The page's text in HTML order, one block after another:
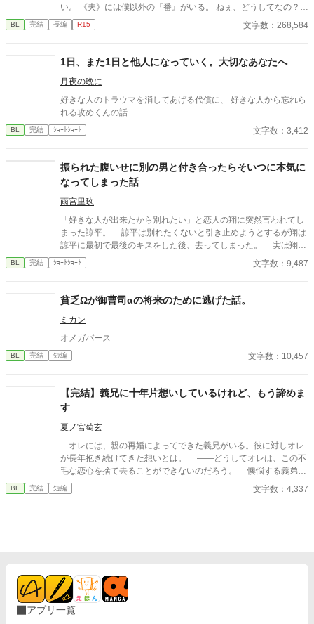
い。 《夫》には僕以外の『番』がいる。 ねぇ、どうしてなの？
一目惚れだって言ったじゃない。 愛してるって言ってくれたじゃ
ないか。 ねぇ、僕はもう要らないの…？ 独りで過ごす『発情期』
を他サイトにて投稿公開中です。
BL 完結 長編 R15 文字数：268,584
1日、また1日と他人になっていく。大切なあなたへ
月夜の晩に
好きな人のトラウマを消してあげる代償に、 好きな人から忘れら
れる攻めくんの話
BL 完結 ｼｮｰﾄｼｮｰﾄ 文字数：3,412
振られた腹いせに別の男と付き合ったらそいつに本気に
なってしまった話
雨宮里玖
「好きな人が出来たから別れたい」と恋人の翔に突然言われてし
まった諒平。 諒平は別れたくないと引き止めようとするが翔は
諒平に最初で最後のキスをした後、去ってしまった。 実は翔に
は諒平に隠している事実があり——。 諒平（20）攻め。大学生。
翔（20） 受け。大学生。 慶介（21）翔と同じサークルの友
BL 完結 ｼｮｰﾄｼｮｰﾄ 文字数：9,487
貧乏Ωが御曹司αの将来のために逃げた話。
ミカン
オメガバース
BL 完結 短編 文字数：10,457
【完結】義兄に十年片想いしているけれど、もう諦めま
す
夏ノ宮萄玄
オレには、親の再婚によってできた義兄がいる。彼に対しオレ
が長年抱き続けてきた想いとは。 ――どうしてオレは、この不
毛な恋心を捨て去ることができないのだろう。 懊悩する義弟の
桧理（かいり）に訪れた終わり。 義兄×義弟。美形で穏やかな
社会人義兄と、つい先日まで高校生だった少しマイナス思考の義
BL 完結 短編 文字数：4,337
アプリ一覧